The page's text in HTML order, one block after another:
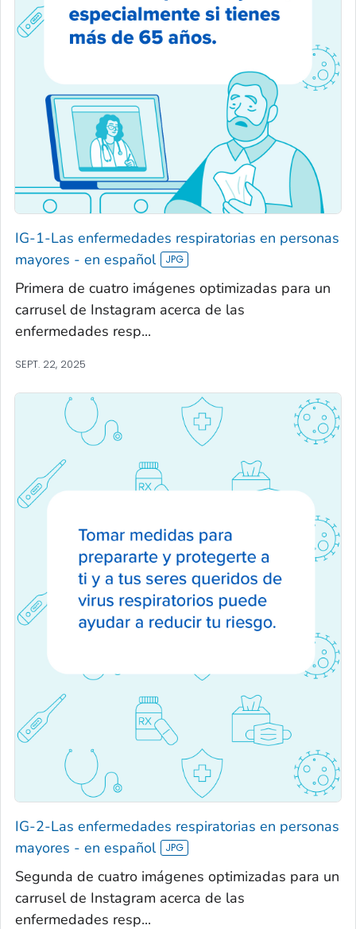
IG-1-Las enfermedades respiratorias en personas
mayores - en español
Primera de cuatro imágenes optimizadas para un
carrusel de Instagram acerca de las
enfermedades resp...
SEPT. 22, 2025
IG-2-Las enfermedades respiratorias en personas
mayores - en español
Segunda de cuatro imágenes optimizadas para un
carrusel de Instagram acerca de las
enfermedades resp...